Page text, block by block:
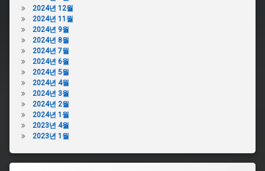
2024년 12월
2024년 11월
2024년 9월
2024년 8월
2024년 7월
2024년 6월
2024년 5월
2024년 4월
2024년 3월
2024년 2월
2024년 1월
2023년 4월
2023년 1월